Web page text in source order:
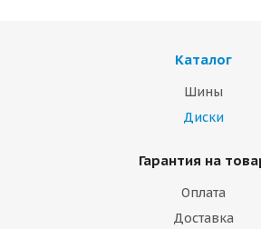
Каталог
Шины
Диски
Гарантия на
Оплата
Доставка